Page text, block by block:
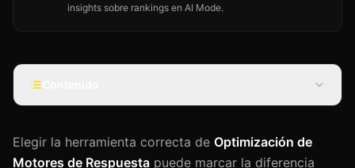
insights sobre rankings en AI Mode.
Elegir la herramienta correcta de Optimización de
Motores de Respuesta puede marcar la diferencia